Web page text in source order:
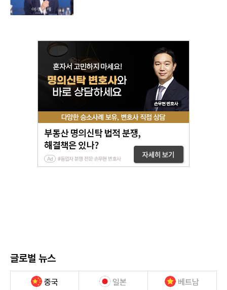
글로벌 뉴스
중국 일본 베트남